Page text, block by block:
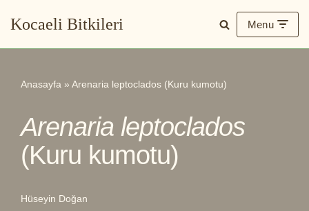
Kocaeli Bitkileri Menu
Anasayfa » Arenaria leptoclados (Kuru kumotu)
Arenaria leptoclados
(Kuru kumotu)
Hüseyin Doğan